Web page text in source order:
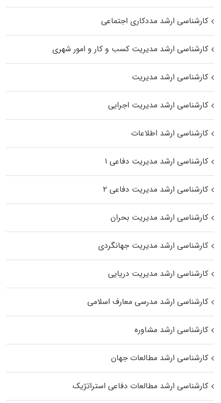
کارشناسی ارشد مددکاری اجتماعی
کارشناسی ارشد مدیریت کسب و کار و امور شهری
کارشناسی ارشد مدیریت
کارشناسی ارشد مدیریت اجرایی
کارشناسی ارشد اطلاعات
کارشناسی ارشد مدیریت دفاعی ۱
کارشناسی ارشد مدیریت دفاعی ۲
کارشناسی ارشد مدیریت بحران
کارشناسی ارشد مدیریت جهانگردی
کارشناسی ارشد مدیریت دریایی
کارشناسی ارشد مدرسی معارف اسلامی
کارشناسی ارشد مشاوره
کارشناسی ارشد مطالعات جهان
کارشناسی ارشد مطالعات دفاعی استراتژیک